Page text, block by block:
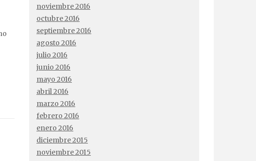
noviembre 2016
octubre 2016
septiembre 2016
agosto 2016
julio 2016
junio 2016
mayo 2016
abril 2016
marzo 2016
febrero 2016
enero 2016
diciembre 2015
noviembre 2015